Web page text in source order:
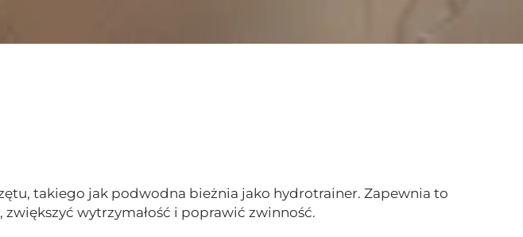
takiego jak podwodna bieżnia jako hydrotrainer. Zapewnia to
wytrzymałość i poprawić zwinność.